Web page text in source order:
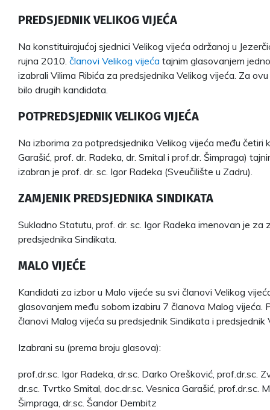
PREDSJEDNIK VELIKOG VIJEĆA
Na konstituirajućoj sjednici Velikog vijeća održanoj u
rujna 2010. članovi Velikog vijeća tajnim glasovanjem
izabrali Vilima Ribića za predsjednika Velikog vijeća. Za
bilo drugih kandidata.
POTPREDSJEDNIK VELIKOG VIJEĆA
Na izborima za potpredsjednika Velikog vijeća među četiri
Garašić, prof. dr. Radeka, dr. Smital i prof.dr. Šimpraga)
izabran je prof. dr. sc. Igor Radeka (Sveučilište u Zadru).
ZAMJENIK PREDSJEDNIKA SINDIKATA
Sukladno Statutu, prof. dr. sc. Igor Radeka imenovan je za
predsjednika Sindikata.
MALO VIJEĆE
Kandidati za izbor u Malo vijeće su svi članovi Velikog
glasovanjem među sobom izabiru 7 članova Malog vijeća.
članovi Malog vijeća su predsjednik Sindikata i predsjednik
Izabrani su (prema broju glasova):
prof.dr.sc. Igor Radeka, dr.sc. Darko Orešković, prof.dr.sc.
dr.sc. Tvrtko Smital, doc.dr.sc. Vesnica Garašić, prof.dr.sc.
Šimpraga, dr.sc. Šandor Dembitz